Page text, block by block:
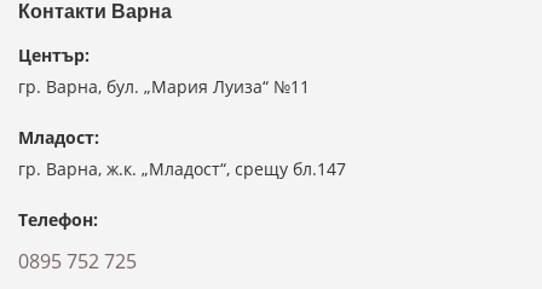
Контакти Варна
Център:
гр. Варна, бул. „Мария Луиза“ №11
Младост:
гр. Варна, ж.к. „Младост“, срещу бл.147
Телефон:
0895 752 725